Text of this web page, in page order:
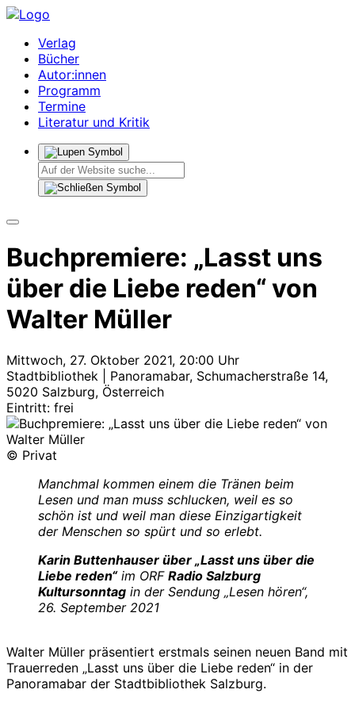
Verlag
Bücher
Autor:innen
Programm
Termine
Literatur und Kritik
Buchpremiere: „Lasst uns
über die Liebe reden“ von
Walter Müller
Mittwoch, 27. Oktober 2021, 20:00 Uhr
Stadtbibliothek | Panoramabar, Schumacherstraße 14,
5020 Salzburg, Österreich
Eintritt: frei
© Privat
Manchmal kommen einem die Tränen beim
Lesen und man muss schlucken, weil es so
schön ist und weil man diese Einzigartigkeit
der Menschen so spürt und so erlebt.
Karin Buttenhauser über „Lasst uns über die
Liebe reden“im ORF Radio Salzburg
Kultursonntag in der Sendung „Lesen hören“,
26. September 2021
Walter Müller präsentiert erstmals seinen neuen Band mit
Trauerreden „Lasst uns über die Liebe reden“ in der
Panoramabar der Stadtbibliothek Salzburg.